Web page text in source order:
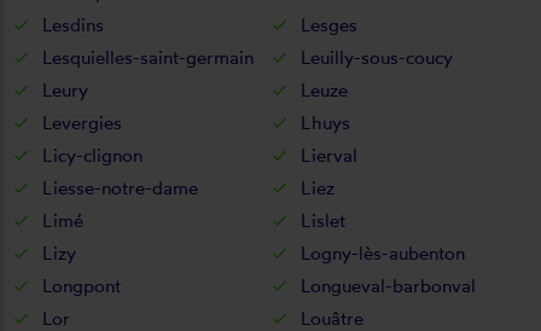
Lesdins
Lesges
Lesquielles-saint-germain
Leuilly-sous-coucy
Leury
Leuze
Levergies
Lhuys
Licy-clignon
Lierval
Liesse-notre-dame
Liez
Limé
Lislet
Lizy
Logny-lès-aubenton
Longpont
Longueval-barbonval
Lor
Louâtre